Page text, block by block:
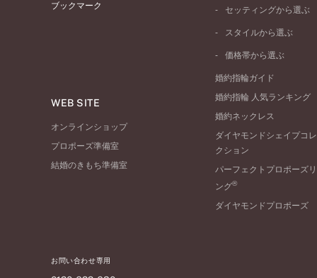
ブックマーク
WEB SITE
オンラインショップ
プロポーズ準備室
結婚のきもち準備室
お問い合わせ専用
ピンクゴールド
ペールブラウンゴール
ストレートライン
V字ライン
セッティングから選ぶ
ソリテール
ダブルサイドメレ
ラインメレ
スタイルから選ぶ
シンプル
モード
エレガント
ゴージャス
価格帯から選ぶ
50万円台～
20万円台～
10万円台～
婚約指輪ガイド
婚約指輪 人気ランキング
婚約ネックレス
ダイヤモンドシェイプコレ
クション
パーフェクトプロポーズリ
ング®
ダイヤモンドプロポーズ